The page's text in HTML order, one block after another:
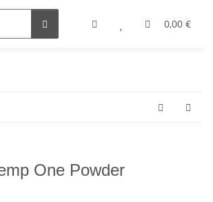
0,00 €
One Powder